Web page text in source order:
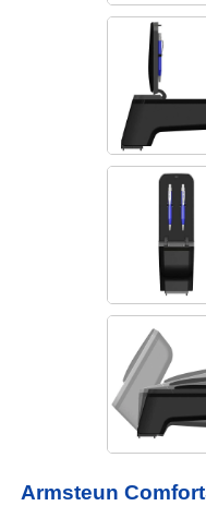
Armsteun